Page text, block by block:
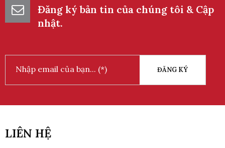
Đăng ký bản tin của chúng tôi & Cập
nhật.
ĐĂNG KÝ
LIÊN HỆ